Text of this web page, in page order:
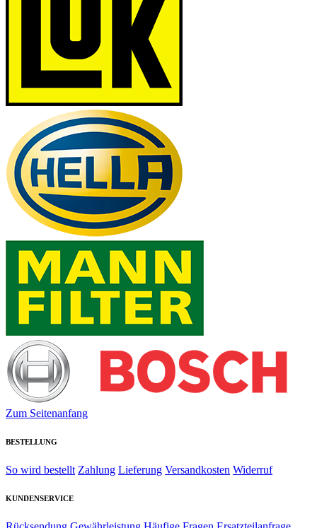
Zum Seitenanfang
BESTELLUNG
So wird bestellt Zahlung Lieferung Versandkosten Widerruf
KUNDENSERVICE